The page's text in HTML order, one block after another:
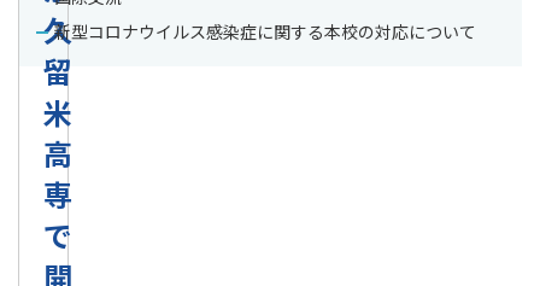
久
留
米
高
専
で
開
新型コロナウイルス感染症に関する本校の対応について